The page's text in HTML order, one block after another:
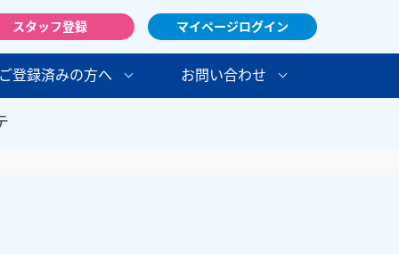
スタッフ登録 マイページログイン
登録済みの方へ お問い合わせ